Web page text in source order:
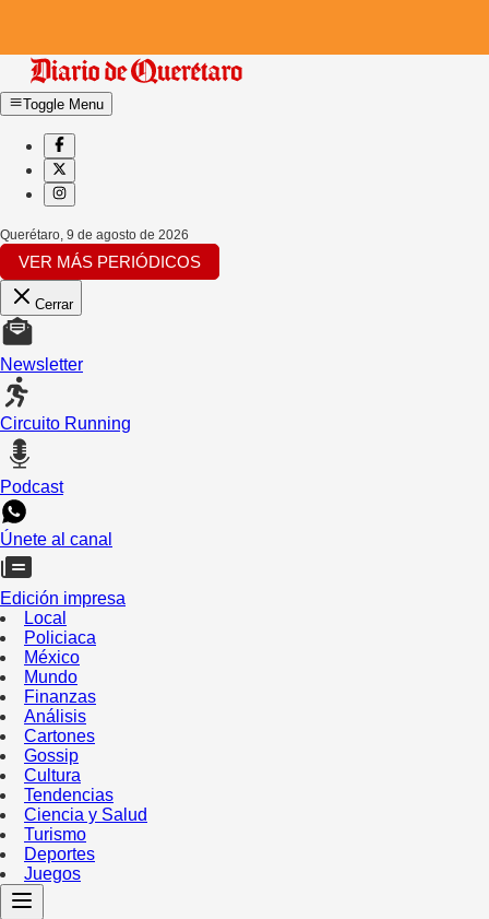
Toggle Menu
Querétaro, 9 de agosto de 2026
VER MÁS PERIÓDICOS
Cerrar
Newsletter
Circuito Running
Podcast
Únete al canal
Edición impresa
Local
Policiaca
México
Mundo
Finanzas
Análisis
Cartones
Gossip
Cultura
Tendencias
Ciencia y Salud
Turismo
Deportes
Juegos